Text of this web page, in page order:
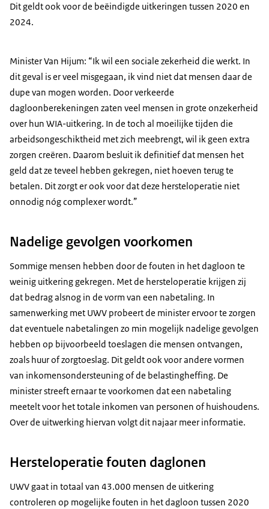
Dit geldt ook voor de beëindigde uitkeringen tussen 2020 en
2024.
Minister Van Hijum: “Ik wil een sociale zekerheid die werkt. In
dit geval is er veel misgegaan, ik vind niet dat mensen daar de
dupe van mogen worden. Door verkeerde
dagloonberekeningen zaten veel mensen in grote onzekerheid
over hun WIA-uitkering. In de toch al moeilijke tijden die
arbeidsongeschiktheid met zich meebrengt, wil ik geen extra
zorgen creëren. Daarom besluit ik definitief dat mensen het
geld dat ze teveel hebben gekregen, niet hoeven terug te
betalen. Dit zorgt er ook voor dat deze hersteloperatie niet
onnodig nóg complexer wordt.”
Nadelige gevolgen voorkomen
Sommige mensen hebben door de fouten in het dagloon te
weinig uitkering gekregen. Met de hersteloperatie krijgen zij
dat bedrag alsnog in de vorm van een nabetaling. In
samenwerking met UWV probeert de minister ervoor te zorgen
dat eventuele nabetalingen zo min mogelijk nadelige gevolgen
hebben op bijvoorbeeld toeslagen die mensen ontvangen,
zoals huur of zorgtoeslag. Dit geldt ook voor andere vormen
van inkomensondersteuning of de belastingheffing. De
minister streeft ernaar te voorkomen dat een nabetaling
meetelt voor het totale inkomen van personen of huishoudens.
Over de uitwerking hiervan volgt dit najaar meer informatie.
Hersteloperatie fouten daglonen
UWV gaat in totaal van 43.000 mensen de uitkering
controleren op mogelijke fouten in het dagloon tussen 2020